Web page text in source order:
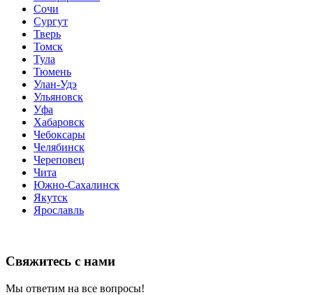
Сочи
Сургут
Тверь
Томск
Тула
Тюмень
Улан-Удэ
Ульяновск
Уфа
Хабаровск
Чебоксары
Челябинск
Череповец
Чита
Южно-Сахалинск
Якутск
Ярославль
Свяжитесь с нами
Мы ответим на все вопросы!